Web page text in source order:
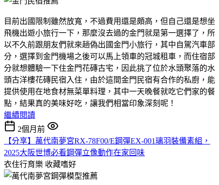
目前出國限制雖然放寬，不過費用還是頗高，但自己還是想坐
飛機出遊小旅行一下，那麼沒去過的金門就是第一選擇了，所
以不久前跟朋友們就來趟偽出國金門小旅行，其中自駕汽車部
分，選擇到金門機場之後可以馬上領車的冠城租車，而住宿部
分就想體驗一下住金門花磚古宅，因此挑了位於水頭聚落的水
頭古洋樓花磚民宿入住，由於這間金門民宿有合作的私廚，能
提供使用在地食材無菜單料理，其中一天晚餐就吃它們家的餐
點，結果真的美味好吃，讓我們相當印象深刻呢！
繼續閱讀
2個月前
【分享】萬代南夢宮RX-78F00/E鋼彈EX-001璃羽裝備素組，
2025大阪世博必看鋼彈立像動作在家回味
衣住行育樂 收藏嗜好